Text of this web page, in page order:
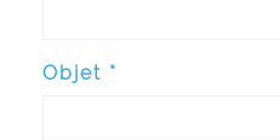
Objet *